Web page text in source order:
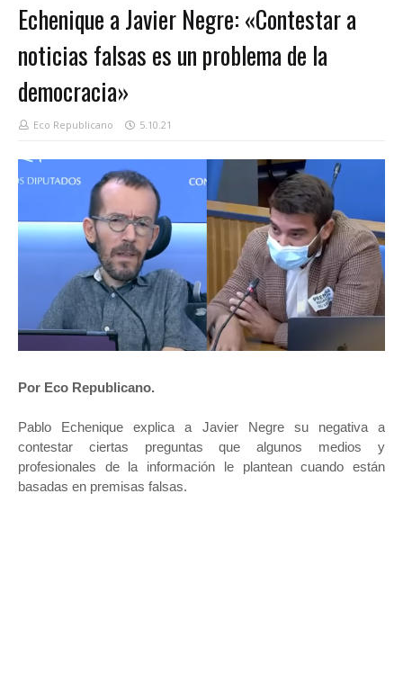
Echenique a Javier Negre: «Contestar a
noticias falsas es un problema de la
democracia»
Eco Republicano 5.10.21
Por Eco Republicano.
Pablo Echenique explica a Javier Negre su negativa a
contestar ciertas preguntas que algunos medios y
profesionales de la información le plantean cuando están
basadas en premisas falsas.